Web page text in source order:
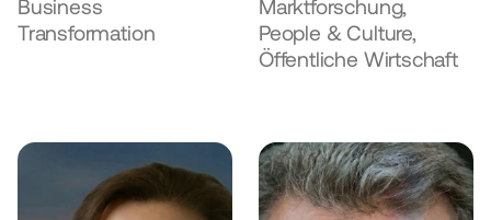
Business
Transformation
Marktforschung,
People & Culture,
Öffentliche Wirtschaft